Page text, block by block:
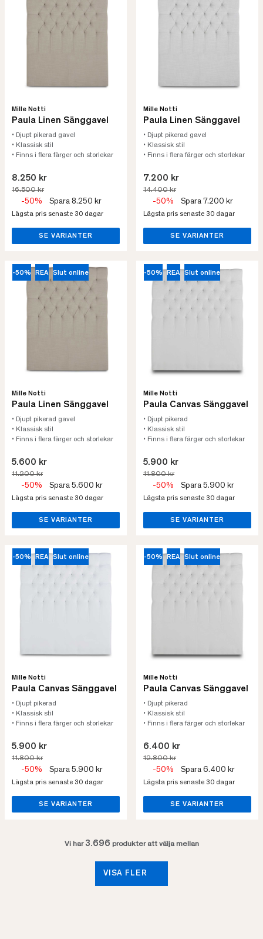
Mille Notti
Paula Linen Sänggavel
• Djupt pikerad gavel
• Klassisk stil
• Finns i flera färger och storlekar
8.250 kr
16.500 kr
-50% Spara 8.250 kr
Lägsta pris senaste 30 dagar
SE VARIANTER
Mille Notti
Paula Linen Sänggavel
• Djupt pikerad gavel
• Klassisk stil
• Finns i flera färger och storlekar
7.200 kr
14.400 kr
-50% Spara 7.200 kr
Lägsta pris senaste 30 dagar
SE VARIANTER
-50% REA Slut online
Mille Notti
Paula Linen Sänggavel
• Djupt pikerad gavel
• Klassisk stil
• Finns i flera färger och storlekar
5.600 kr
11.200 kr
-50% Spara 5.600 kr
Lägsta pris senaste 30 dagar
SE VARIANTER
-50% REA Slut online
Mille Notti
Paula Canvas Sänggavel
• Djupt pikerad
• Klassisk stil
• Finns i flera färger och storlekar
5.900 kr
11.800 kr
-50% Spara 5.900 kr
Lägsta pris senaste 30 dagar
SE VARIANTER
-50% REA Slut online
Mille Notti
Paula Canvas Sänggavel
• Djupt pikerad
• Klassisk stil
• Finns i flera färger och storlekar
5.900 kr
11.800 kr
-50% Spara 5.900 kr
Lägsta pris senaste 30 dagar
SE VARIANTER
-50% REA Slut online
Mille Notti
Paula Canvas Sänggavel
• Djupt pikerad
• Klassisk stil
• Finns i flera färger och storlekar
6.400 kr
12.800 kr
-50% Spara 6.400 kr
Lägsta pris senaste 30 dagar
SE VARIANTER
Vi har 3.696 produkter att välja mellan
VISA FLER